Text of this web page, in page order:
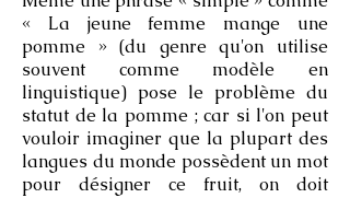
« La jeune femme mange une
pomme » (du genre qu'on utilise
souvent comme modèle en
linguistique) pose le problème du
statut de la pomme ; car si l'on peut
vouloir imaginer que la plupart des
langues du monde possèdent un mot
pour désigner ce fruit, on doit